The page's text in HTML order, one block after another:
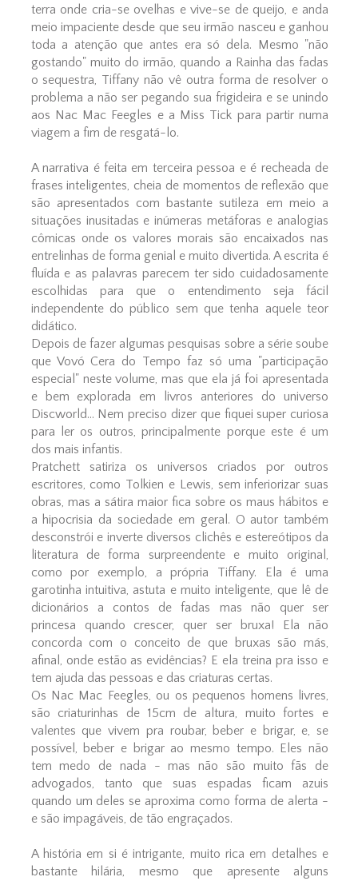
terra onde cria-se ovelhas e vive-se de queijo, e anda
meio impaciente desde que seu irmão nasceu e ganhou
toda a atenção que antes era só dela. Mesmo "não
gostando" muito do irmão, quando a Rainha das fadas
o sequestra, Tiffany não vê outra forma de resolver o
problema a não ser pegando sua frigideira e se unindo
aos Nac Mac Feegles e a Miss Tick para partir numa
viagem a fim de resgatá-lo.
A narrativa é feita em terceira pessoa e é recheada de
frases inteligentes, cheia de momentos de reflexão que
são apresentados com bastante sutileza em meio a
situações inusitadas e inúmeras metáforas e analogias
cômicas onde os valores morais são encaixados nas
entrelinhas de forma genial e muito divertida. A escrita é
fluída e as palavras parecem ter sido cuidadosamente
escolhidas para que o entendimento seja fácil
independente do público sem que tenha aquele teor
didático.
Depois de fazer algumas pesquisas sobre a série soube
que Vovó Cera do Tempo faz só uma "participação
especial" neste volume, mas que ela já foi apresentada
e bem explorada em livros anteriores do universo
Discworld... Nem preciso dizer que fiquei super curiosa
para ler os outros, principalmente porque este é um
dos mais infantis.
Pratchett satiriza os universos criados por outros
escritores, como Tolkien e Lewis, sem inferiorizar suas
obras, mas a sátira maior fica sobre os maus hábitos e
a hipocrisia da sociedade em geral. O autor também
desconstrói e inverte diversos clichês e estereótipos da
literatura de forma surpreendente e muito original,
como por exemplo, a própria Tiffany. Ela é uma
garotinha intuitiva, astuta e muito inteligente, que lê de
dicionários a contos de fadas mas não quer ser
princesa quando crescer, quer ser bruxa! Ela não
concorda com o conceito de que bruxas são más,
afinal, onde estão as evidências? E ela treina pra isso e
tem ajuda das pessoas e das criaturas certas.
Os Nac Mac Feegles, ou os pequenos homens livres,
são criaturinhas de 15cm de altura, muito fortes e
valentes que vivem pra roubar, beber e brigar, e, se
possível, beber e brigar ao mesmo tempo. Eles não
tem medo de nada - mas não são muito fãs de
advogados, tanto que suas espadas ficam azuis
quando um deles se aproxima como forma de alerta -
e são impagáveis, de tão engraçados.
A história em si é intrigante, muito rica em detalhes e
bastante hilária, mesmo que apresente alguns